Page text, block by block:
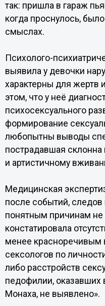
так: пришла в гараж
когда проснулось,
смыслах.
Психолого-
выявила у девочки
характерны для жертв
этом, что у неё
психосексуального
формирование
любопытны выводы
пострадавшая
и артистичному
Медицинская
после событий,
понятным причинам не
констатировала
менее красноречивым
сексологов по
либо расстройств
педофилии, оказавших
Монаха, не выявлено».